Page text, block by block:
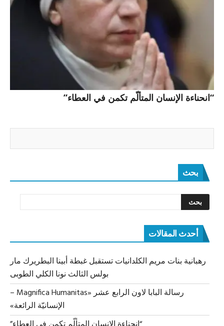
“انحناءة الإنسان المتألّم تكمن في العطاء”
بحث
أحدث المقالات
رهبانية بنات مريم الكلدانيات تستقبل غبطة أبينا البطريرك مار
بولس الثالث نونا الكلي الطوبى
رسالة البابا لاون الرابع عشر «Magnifica Humanitas –
الإنسانيّة الرائعة»